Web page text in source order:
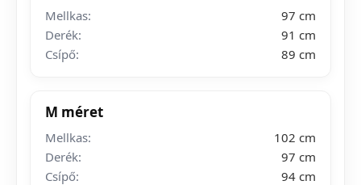
Mellkas:
97 cm
Derék:
91 cm
Csípő:
89 cm
M méret
Mellkas:
102 cm
Derék:
97 cm
Csípő:
94 cm